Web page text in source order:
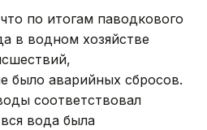
по итогам паводкового
в водном хозяйстве
было аварийных сбросов.
соответствовал
вода была